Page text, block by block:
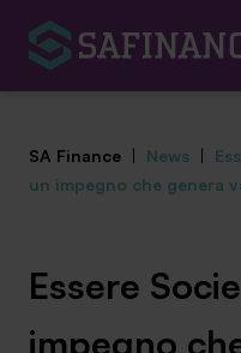
Mediazione Creditizia
Finanza Agevolata
SA Finance | News |
un impegno che genera
Essere
impegno